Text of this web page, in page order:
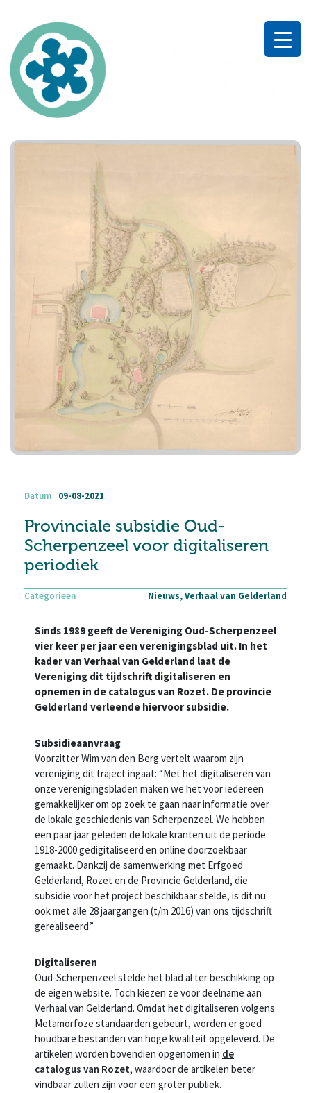
Datum 09-08-2021
Provinciale subsidie Oud-
Scherpenzeel voor digitaliseren
periodiek
Categorieen Nieuws, Verhaal van Gelderland
Sinds 1989 geeft de Vereniging Oud-Scherpenzeel
vier keer per jaar een verenigingsblad uit. In het
kader van Verhaal van Gelderland laat de
Vereniging dit tijdschrift digitaliseren en
opnemen in de catalogus van Rozet. De provincie
Gelderland verleende hiervoor subsidie.
Subsidieaanvraag
Voorzitter Wim van den Berg vertelt waarom zijn
vereniging dit traject ingaat: “Met het digitaliseren van
onze verenigingsbladen maken we het voor iedereen
gemakkelijker om op zoek te gaan naar informatie over
de lokale geschiedenis van Scherpenzeel. We hebben
een paar jaar geleden de lokale kranten uit de periode
1918-2000 gedigitaliseerd en online doorzoekbaar
gemaakt. Dankzij de samenwerking met Erfgoed
Gelderland, Rozet en de Provincie Gelderland, die
subsidie voor het project beschikbaar stelde, is dit nu
ook met alle 28 jaargangen (t/m 2016) van ons tijdschrift
gerealiseerd.”
Digitaliseren
Oud-Scherpenzeel stelde het blad al ter beschikking op
de eigen website. Toch kiezen ze voor deelname aan
Verhaal van Gelderland. Omdat het digitaliseren volgens
Metamorfoze standaarden gebeurt, worden er goed
houdbare bestanden van hoge kwaliteit opgeleverd. De
artikelen worden bovendien opgenomen in de
catalogus van Rozet, waardoor de artikelen beter
vindbaar zullen zijn voor een groter publiek.